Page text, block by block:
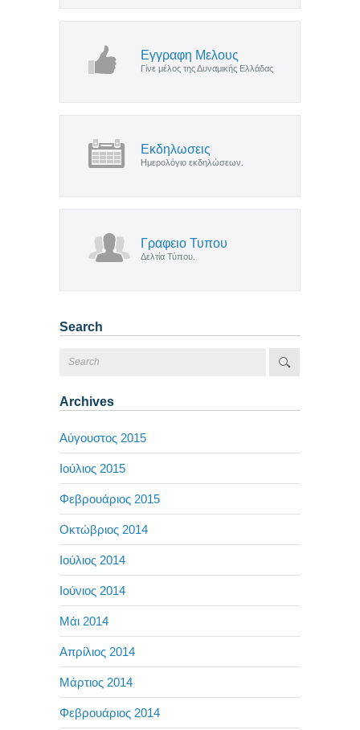
Εγγραφη Μελους
Γίνε μέλος της Δυναμικής Ελλάδας
Εκδηλωσεις
Ημερολόγιο εκδηλώσεων.
Γραφειο Τυπου
Δελτία Τύπου.
Search
Archives
Αύγουστος 2015
Ιούλιος 2015
Φεβρουάριος 2015
Οκτώβριος 2014
Ιούλιος 2014
Ιούνιος 2014
Μάι 2014
Απρίλιος 2014
Μάρτιος 2014
Φεβρουάριος 2014